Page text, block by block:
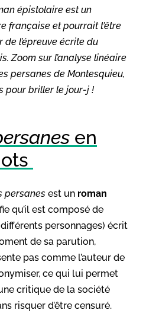
épistolaire est un
française et pourrait t’être
de l’épreuve écrite du
Zoom sur l’analyse linéaire
persanes de Montesquieu,
pour briller le jour-j !
en
persanes est un roman
qu’il est composé de
personnages) écrit
de sa parution,
pas comme l’auteur de
ce qui lui permet
critique de la société
risquer d’être censuré.